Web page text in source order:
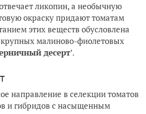
ликопин, а необычную
окраску придают томатам
этих веществ обусловлена
крупных малиново-фиолетовых
десерт'.
направление в селекции томатов
и гибридов с насыщенным